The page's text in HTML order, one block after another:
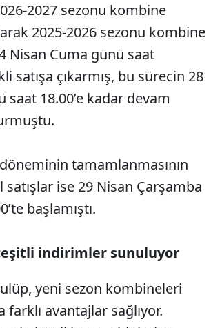
2027 sezonu kombine
2025-2026 sezonu kombine
Nisan Cuma günü saat
satışa çıkarmış, bu sürecin 28
saat 18.00’e kadar devam
tamamlanmasının
satışlar ise 29 Nisan Çarşamba
başlamıştı.
indirimler sunuluyor
yeni sezon kombineleri
avantajlar sağlıyor.